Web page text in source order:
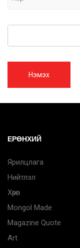
Нэмэх
ЕРӨНХИЙ
Ярилцлага
Нийтлэл
Хөрөг
Mongol Made
Magazine Quote
Art